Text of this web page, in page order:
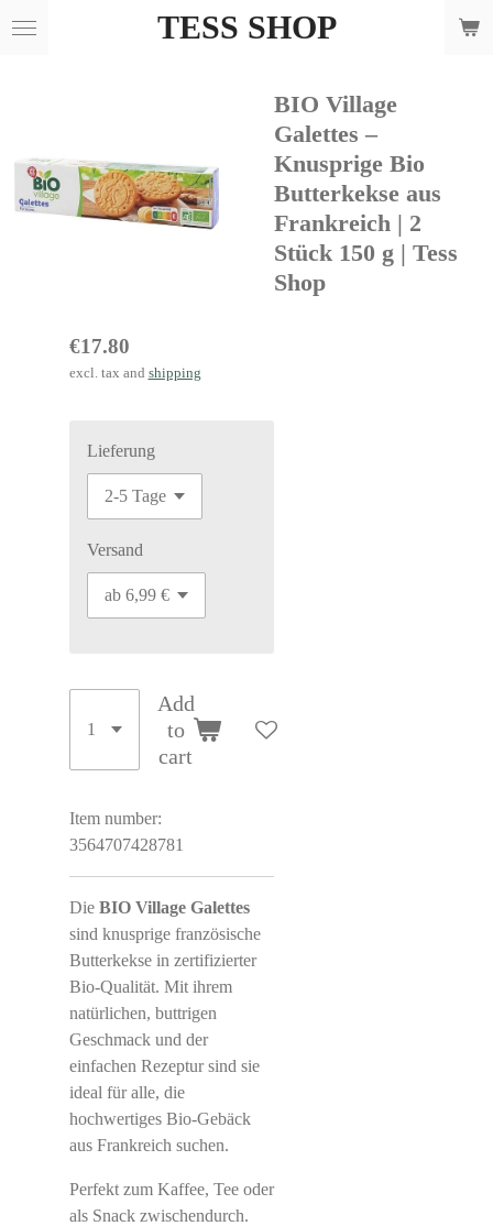
Skip
TESS SHOP
BIO Village
Galettes –
Knusprige Bio
Butterkekse aus
Frankreich | 2
Stück 150 g | Tess
Shop
€17.80
excl. tax and shipping
Lieferung
Versand
Add
to
cart
Item number:
3564707428781
Die BIO Village Galettes
sind knusprige französische
Butterkekse in zertifizierter
Bio-Qualität. Mit ihrem
natürlichen, buttrigen
Geschmack und der
einfachen Rezeptur sind sie
ideal für alle, die
hochwertiges Bio-Gebäck
aus Frankreich suchen.
Perfekt zum Kaffee, Tee oder
als Snack zwischendurch.